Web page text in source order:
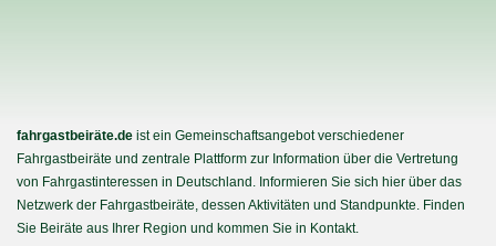
fahrgastbeiräte.de ist ein Gemeinschaftsangebot verschiedener
Fahrgastbeiräte und zentrale Plattform zur Information über die Vertretung
von Fahrgastinteressen in Deutschland. Informieren Sie sich hier über das
Netzwerk der Fahrgastbeiräte, dessen Aktivitäten und Standpunkte. Finden
Sie Beiräte aus Ihrer Region und kommen Sie in Kontakt.